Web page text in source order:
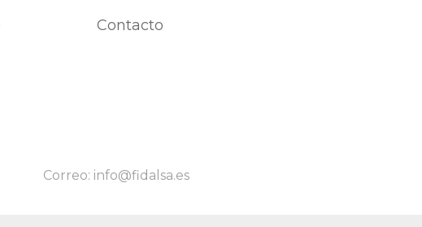
Contacto
Correo: info@fidalsa.es